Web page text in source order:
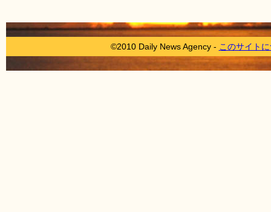
©2010 Daily News Agency - このサイト